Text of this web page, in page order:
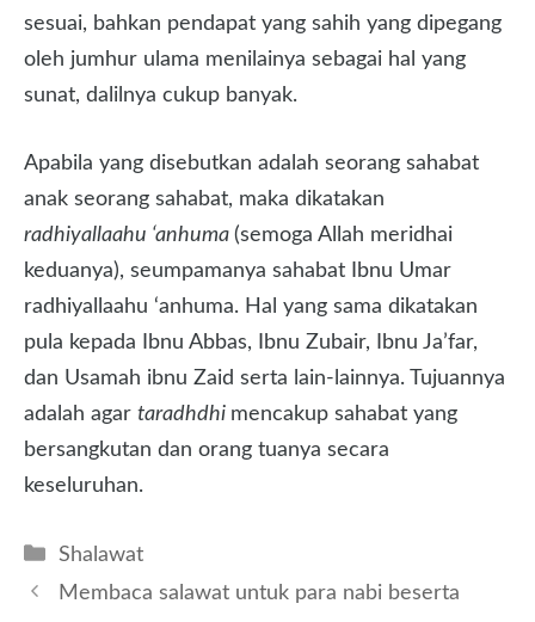
sesuai, bahkan pendapat yang sahih yang dipegang
oleh jumhur ulama menilainya sebagai hal yang
sunat, dalilnya cukup banyak.
Apabila yang disebutkan adalah seorang sahabat
anak seorang sahabat, maka dikatakan
radhiyallaahu ‘anhuma (semoga Allah meridhai
keduanya), seumpamanya sahabat Ibnu Umar
radhiyallaahu ‘anhuma. Hal yang sama dikatakan
pula kepada Ibnu Abbas, Ibnu Zubair, Ibnu Ja’far,
dan Usamah ibnu Zaid serta lain-lainnya. Tujuannya
adalah agar taradhdhi mencakup sahabat yang
bersangkutan dan orang tuanya secara
keseluruhan.
Kategori
Shalawat
Membaca salawat untuk para nabi beserta